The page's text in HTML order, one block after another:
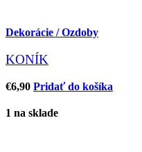
Dekorácie / Ozdoby
KONÍK
€6,90 Pridať do košíka
1 na sklade